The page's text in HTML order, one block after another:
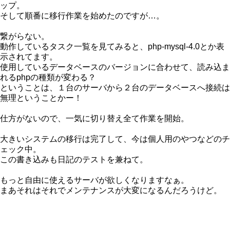
ップ。
そして順番に移行作業を始めたのですが…。
繋がらない。
動作しているタスク一覧を見てみると、php-mysql-4.0とか表
示されてます。
使用しているデータベースのバージョンに合わせて、読み込ま
れるphpの種類が変わる？
ということは、１台のサーバから２台のデータベースへ接続は
無理ということかー！
仕方がないので、一気に切り替え全て作業を開始。
大きいシステムの移行は完了して、今は個人用のやつなどのチ
ェック中。
この書き込みも日記のテストを兼ねて。
もっと自由に使えるサーバが欲しくなりますなぁ。
まあそれはそれでメンテナンスが大変になるんだろうけど。